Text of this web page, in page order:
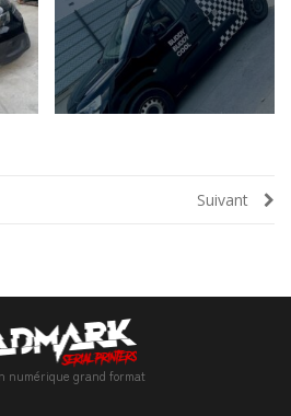
Suivant
numérique grand format